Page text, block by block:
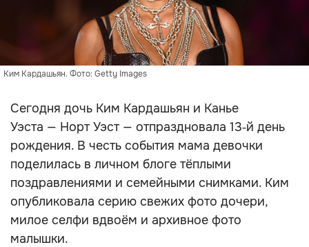
Ким Кардашьян. Фото: Getty Images
Сегодня дочь Ким Кардашьян и Канье
Уэста — Норт Уэст — отпраздновала 13‑й день
рождения. В честь события мама девочки
поделилась в личном блоге тёплыми
поздравлениями и семейными снимками. Ким
опубликовала серию свежих фото дочери,
милое селфи вдвоём и архивное фото
малышки.